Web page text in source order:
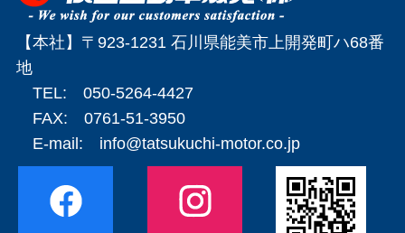
【本社】〒923-1231 石川県能美市上開発町ハ68番
地
TEL: 050-5264-4427
FAX: 0761-51-3950
E-mail: info@tatsukuchi-motor.co.jp